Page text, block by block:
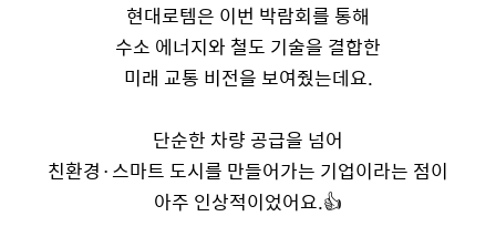
현대로템은 이번 박람회를 통해
수소 에너지와 철도 기술을 결합한
미래 교통 비전을 보여줬는데요.
단순한 차량 공급을 넘어
친환경·스마트 도시를 만들어가는 기업이라는 점이
아주 인상적이었어요.👍